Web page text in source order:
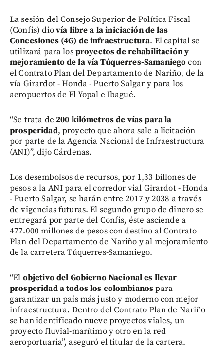
La sesión del Consejo Superior de Política Fiscal
(Confis) diovía libre a la iniciación de las
Concesiones (4G) de infraestructura. El capital se
utilizará para losproyectos de rehabilitación y
mejoramiento de la vía Túquerres-Samaniego con
el Contrato Plan del Departamento de Nariño, de la
vía Girardot - Honda - Puerto Salgar y para los
aeropuertos de El Yopal e Ibagué.
“Se trata de 200 kilómetros de vías para la
prosperidad, proyecto que ahora sale a licitación
por parte de la Agencia Nacional de Infraestructura
(ANI)”, dijo Cárdenas.
Los desembolsos de recursos, por 1,33 billones de
pesos a la ANI para el corredor vial Girardot - Honda
- Puerto Salgar, se harán entre 2017 y 2038 a través
de vigencias futuras. El segundo grupo de dinero se
entregará por parte del Confis, éste asciende a
477.000 millones de pesos con destino al Contrato
Plan del Departamento de Nariño y al mejoramiento
de la carretera Túquerres-Samaniego.
“El objetivo del Gobierno Nacional es llevar
prosperidad a todos los colombianospara
garantizar un país más justo y moderno con mejor
infraestructura. Dentro del Contrato Plan de Nariño
se han identificado nueve proyectos viales, un
proyecto fluvial-marítimo y otro en la red
aeroportuaria”, aseguró el titular de la cartera.